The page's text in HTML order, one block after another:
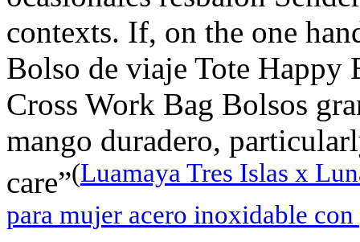
contexts. If, on the one
Bolso de viaje Tote Happy
Cross Work Bag Bolsos
mango duradero,
care”(Luamaya Tres Islas x
para mujer acero inoxidable